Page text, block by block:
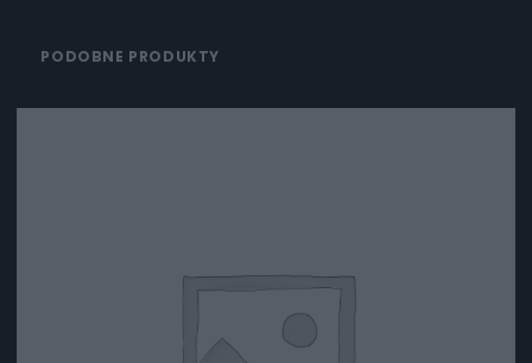
PODOBNE PRODUKTY